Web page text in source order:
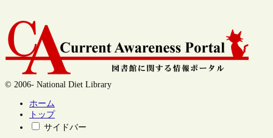
© 2006- National Diet Library
ホーム
トップ
サイドバー